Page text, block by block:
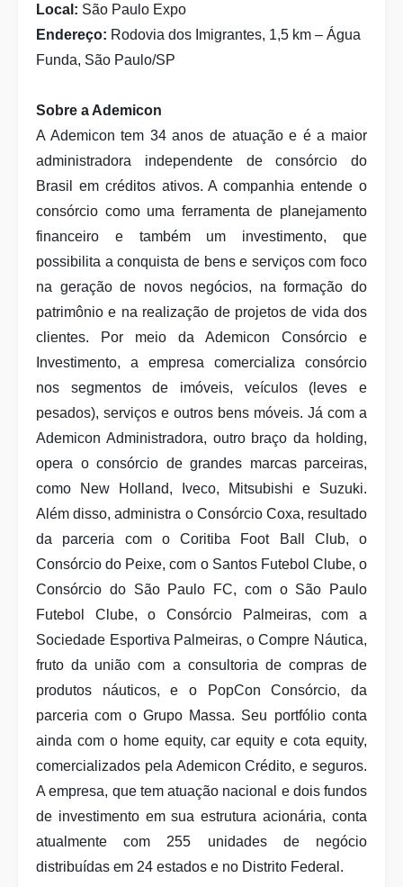
Local: São Paulo Expo
Endereço: Rodovia dos Imigrantes, 1,5 km – Água
Funda, São Paulo/SP
Sobre a Ademicon
A Ademicon tem 34 anos de atuação e é a maior
administradora independente de consórcio do
Brasil em créditos ativos. A companhia entende o
consórcio como uma ferramenta de planejamento
financeiro e também um investimento, que
possibilita a conquista de bens e serviços com foco
na geração de novos negócios, na formação do
patrimônio e na realização de projetos de vida dos
clientes. Por meio da Ademicon Consórcio e
Investimento, a empresa comercializa consórcio
nos segmentos de imóveis, veículos (leves e
pesados), serviços e outros bens móveis. Já com a
Ademicon Administradora, outro braço da holding,
opera o consórcio de grandes marcas parceiras,
como New Holland, Iveco, Mitsubishi e Suzuki.
Além disso, administra o Consórcio Coxa, resultado
da parceria com o Coritiba Foot Ball Club, o
Consórcio do Peixe, com o Santos Futebol Clube, o
Consórcio do São Paulo FC, com o São Paulo
Futebol Clube, o Consórcio Palmeiras, com a
Sociedade Esportiva Palmeiras, o Compre Náutica,
fruto da união com a consultoria de compras de
produtos náuticos, e o PopCon Consórcio, da
parceria com o Grupo Massa. Seu portfólio conta
ainda com o home equity, car equity e cota equity,
comercializados pela Ademicon Crédito, e seguros.
A empresa, que tem atuação nacional e dois fundos
de investimento em sua estrutura acionária, conta
atualmente com 255 unidades de negócio
distribuídas em 24 estados e no Distrito Federal.